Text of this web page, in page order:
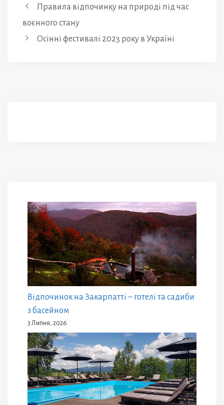
Правила відпочинку на природі під час
воєнного стану
Осінні фестивалі 2023 року в Україні
Відпочинок на Закарпатті – готелі та садиби
з басейном
3 Липня, 2026